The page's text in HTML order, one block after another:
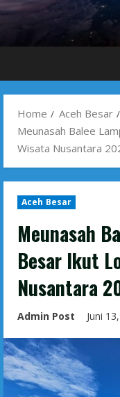
Home
Aceh Besar
Meunasah Balee
Wisata Nusantara
Aceh Besar
Meunasah
Besar Ikut
Nusantara
Admin Post Juni